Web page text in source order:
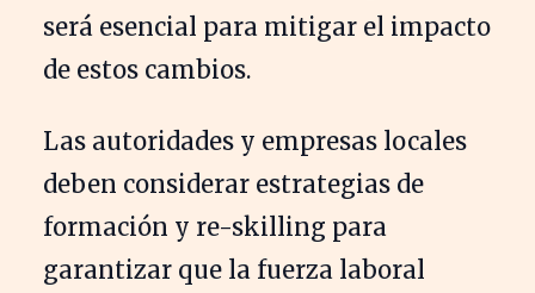
será esencial para mitigar el impacto
de estos cambios.
Las autoridades y empresas locales
deben considerar estrategias de
formación y re-skilling para
garantizar que la fuerza laboral